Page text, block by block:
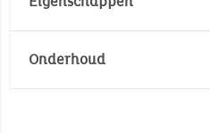
Onderhoud